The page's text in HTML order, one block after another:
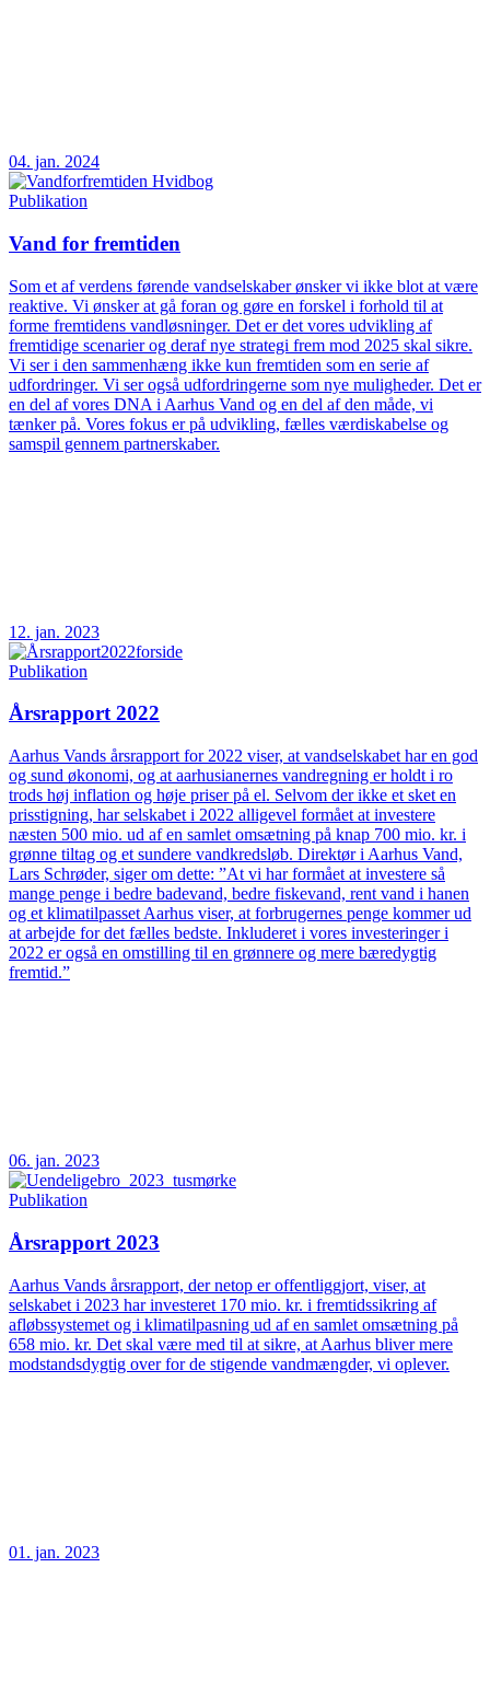
04. jan. 2024
Publikation
Vand for fremtiden
Som et af verdens førende vandselskaber ønsker vi ikke blot at være
reaktive. Vi ønsker at gå foran og gøre en forskel i forhold til at
forme fremtidens vandløsninger. Det er det vores udvikling af
fremtidige scenarier og deraf nye strategi frem mod 2025 skal sikre.
Vi ser i den sammenhæng ikke kun fremtiden som en serie af
udfordringer. Vi ser også udfordringerne som nye muligheder. Det er
en del af vores DNA i Aarhus Vand og en del af den måde, vi
tænker på. Vores fokus er på udvikling, fælles værdiskabelse og
samspil gennem partnerskaber.
12. jan. 2023
Publikation
Årsrapport 2022
Aarhus Vands årsrapport for 2022 viser, at vandselskabet har en god
og sund økonomi, og at aarhusianernes vandregning er holdt i ro
trods høj inflation og høje priser på el. Selvom der ikke et sket en
prisstigning, har selskabet i 2022 alligevel formået at investere
næsten 500 mio. ud af en samlet omsætning på knap 700 mio. kr. i
grønne tiltag og et sundere vandkredsløb. Direktør i Aarhus Vand,
Lars Schrøder, siger om dette: ”At vi har formået at investere så
mange penge i bedre badevand, bedre fiskevand, rent vand i hanen
og et klimatilpasset Aarhus viser, at forbrugernes penge kommer ud
at arbejde for det fælles bedste. Inkluderet i vores investeringer i
2022 er også en omstilling til en grønnere og mere bæredygtig
fremtid.”
06. jan. 2023
Publikation
Årsrapport 2023
Aarhus Vands årsrapport, der netop er offentliggjort, viser, at
selskabet i 2023 har investeret 170 mio. kr. i fremtidssikring af
afløbssystemet og i klimatilpasning ud af en samlet omsætning på
658 mio. kr. Det skal være med til at sikre, at Aarhus bliver mere
modstandsdygtig over for de stigende vandmængder, vi oplever.
01. jan. 2023